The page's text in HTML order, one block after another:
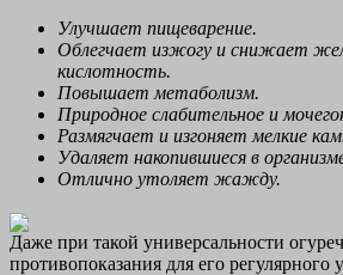
Улучшает пищеварение.
Облегчает изжогу и снижает
кислотность.
Повышает метаболизм.
Природное слабительное и
Размягчает и изгоняет мелкие
Удаляет накопившиеся в
Отлично утоляет жажду.
Даже при такой универсальности
противопоказания для его регулярного